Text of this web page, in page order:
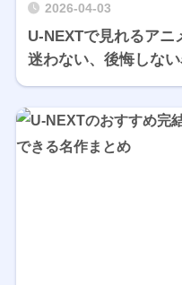
2026-04-03
U-NEXTで見れるアニ
迷わない、後悔しな